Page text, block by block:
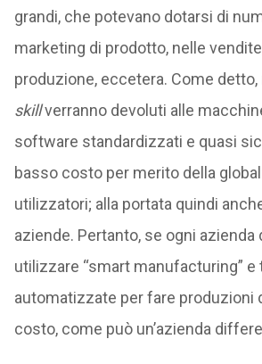
grandi, che potevano dotarsi di
marketing di prodotto, nelle
produzione, eccetera. Come
skillverranno devoluti alle
software standardizzati e quasi
basso costo per merito della
utilizzatori; alla portata quindi
aziende. Pertanto, se ogni azienda
utilizzare “smart manufacturing” e
automatizzate per fare produzioni
costo, come può un’azienda